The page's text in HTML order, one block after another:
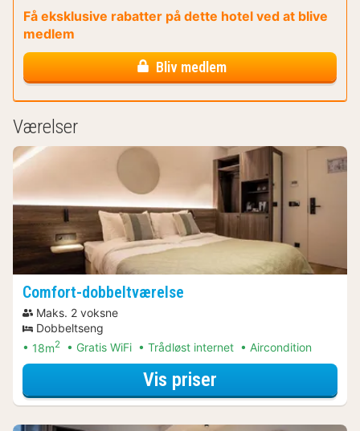
Få eksklusive rabatter på dette hotel ved at blive
medlem
Bliv medlem
Værelser
Comfort-dobbeltværelse
Maks. 2 voksne
Dobbeltseng
18m2 Gratis WiFi Trådløst internet Aircondition
Vis priser